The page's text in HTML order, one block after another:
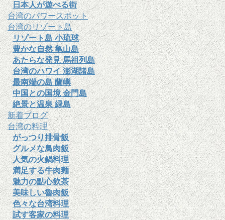
日本人が遊べる街
台湾のパワースポット
台湾のリゾート島
リゾート島 小琉球
豊かな自然 亀山島
あたらな発見 馬祖列島
台湾のハワイ 澎湖諸島
最南端の島 蘭嶼
中国との国境 金門島
絶景と温泉 緑島
新着ブログ
台湾の料理
がっつり排骨飯
グルメな鳥肉飯
人気の火鍋料理
満足する牛肉麺
魅力の點心飲茶
美味しい魯肉飯
色々な台湾料理
試す客家の料理